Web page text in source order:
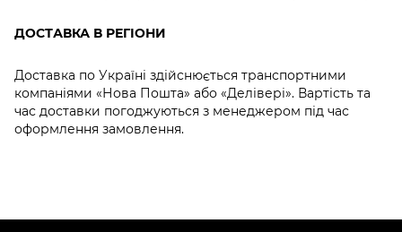
ДОСТАВКА В РЕГІОНИ
Доставка по Україні здійснюється транспортними
компаніями «Нова Пошта» або «Делівері». Вартість та
час доставки погоджуються з менеджером під час
оформлення замовлення.